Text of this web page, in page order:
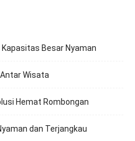
Besar Nyaman
Wisata
Hemat Rombongan
dan Terjangkau